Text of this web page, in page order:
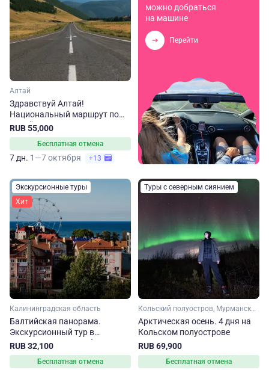
Алтай
Здравствуй Алтай!
Национальный маршрут по
Алтайскому краю
RUB 55,000
Бесплатная отмена
7 дн. 1—7 октября +13
можно добраться
на машине
Перейти
Экскурсионные туры
Хит
Калининградская область
Балтийская панорама.
Экскурсионный тур в
Калининградскую область
RUB 32,100
Бесплатная отмена
Туры с северным сиянием
Кольский полуостров, Мурманская область, Арктика
Арктическая осень. 4 дня на
Кольском полуострове
RUB 69,900
Бесплатная отмена